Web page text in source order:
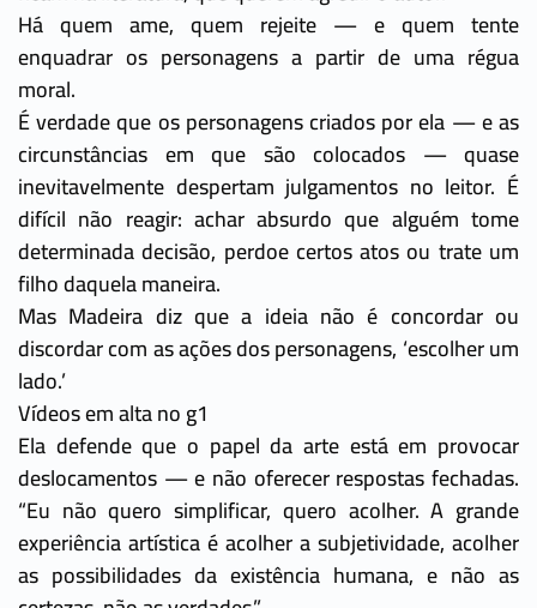
Há quem ame, quem rejeite — e quem tente
enquadrar os personagens a partir de uma régua
moral.
É verdade que os personagens criados por ela — e as
circunstâncias em que são colocados — quase
inevitavelmente despertam julgamentos no leitor. É
difícil não reagir: achar absurdo que alguém tome
determinada decisão, perdoe certos atos ou trate um
filho daquela maneira.
Mas Madeira diz que a ideia não é concordar ou
discordar com as ações dos personagens, ‘escolher um
lado.’
Vídeos em alta no g1
Ela defende que o papel da arte está em provocar
deslocamentos — e não oferecer respostas fechadas.
“Eu não quero simplificar, quero acolher. A grande
experiência artística é acolher a subjetividade, acolher
as possibilidades da existência humana, e não as